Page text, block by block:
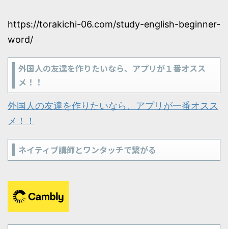
https://torakichi-06.com/study-english-beginner-
word/
外国人の友達を作りたいなら、アプリが１番オスス
メ！！
外国人の友達を作りたいなら、アプリが一番オスス
メ！！
ネイティブ講師とワンタッチで繋がる